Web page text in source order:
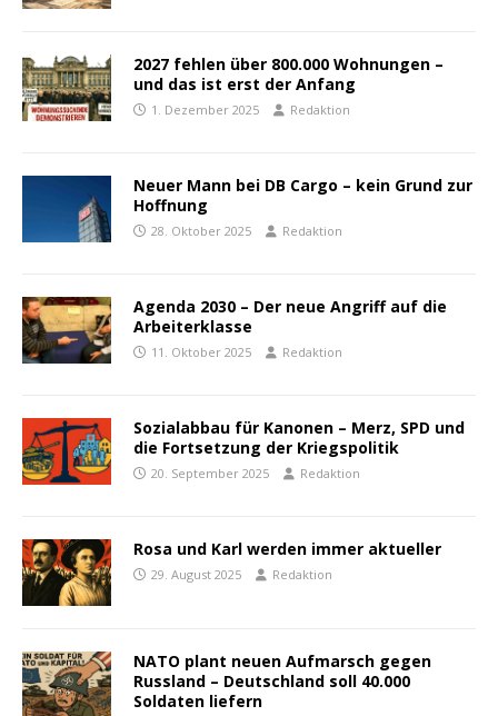
2027 fehlen über 800.000 Wohnungen –
und das ist erst der Anfang
1. Dezember 2025 Redaktion
Neuer Mann bei DB Cargo – kein Grund zur
Hoffnung
28. Oktober 2025 Redaktion
Agenda 2030 – Der neue Angriff auf die
Arbeiterklasse
11. Oktober 2025 Redaktion
Sozialabbau für Kanonen – Merz, SPD und
die Fortsetzung der Kriegspolitik
20. September 2025 Redaktion
Rosa und Karl werden immer aktueller
29. August 2025 Redaktion
NATO plant neuen Aufmarsch gegen
Russland – Deutschland soll 40.000
Soldaten liefern